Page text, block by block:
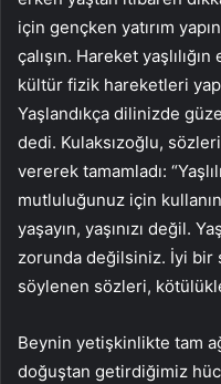
için gençken yatırım
çalışın. Hareket
kültür fizik hareketleri
Yaşlandıkça dilinizde
dedi. Kulaksızoğlu,
vererek tamamladı:
mutluluğunuz için kullanın.
yaşayın, yaşınızı değil.
zorunda değilsiniz. İyi bir
söylenen sözleri,
Beynin yetişkinlikte tam
doğuştan getirdiğimiz